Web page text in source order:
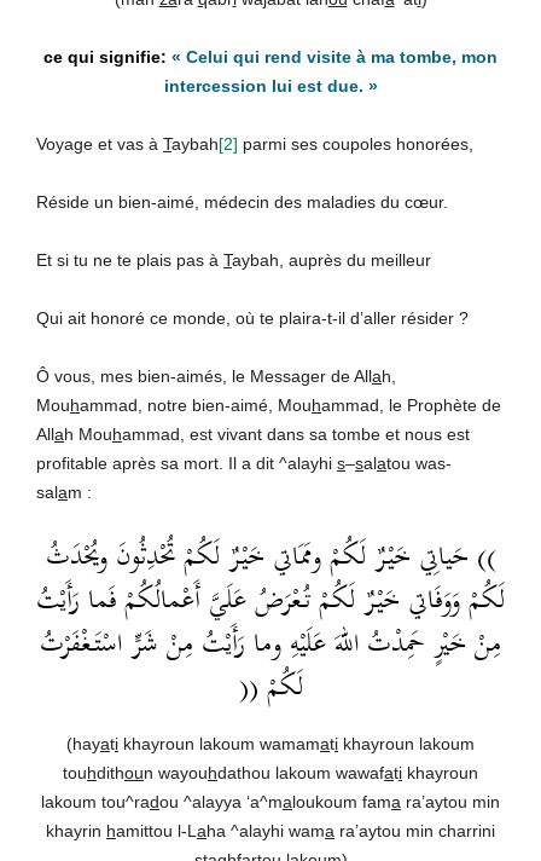
« Celui qui rend visite à ma tombe, mon
intercession lui est due. »
Voyage et vas à Taybah[2] parmi ses coupoles honorées,
Réside un bien-aimé, médecin des maladies du cœur.
Et si tu ne te plais pas à Taybah, auprès du meilleur
Qui ait honoré ce monde, où te plaira-t-il d’aller résider ?
Ô vous, mes bien-aimés, le Messager de Allah,
Mouhammad, notre bien-aimé, Mouhammad, le Prophète de
Allah Mouhammad, est vivant dans sa tombe et nous est
profitable après sa mort. Il a dit ^alayhi s–salatou was-
salam :
)) حَياتِي خَيْرٌ لَكُمْ ومَمَاتي خَيْرٌ لَكُمْ تُحْدِثُونَ ويُحْدَثُ
لَكُمْ وَوَفَاتي خَيْرٌ لَكُمْ تُعْرَضُ عَلَيَّ أَعْمالُكُمْ فَما رَأَيْتُ
مِنْ خَيْرٍ حَمِدْتُ اللهَ عَلَيْهِ وما رَأَيْتُ مِنْ شَرٍّ اسْتَغْفَرْتُ
لَكُمْ ((
(hayati khayroun lakoum wamamati khayroun lakoum
touhdithoun wayouhdathou lakoum wawafati khayroun
lakoum tou^radou ^alayya ‘a^maloukoum fama ra’aytou min
khayrin hamittou l-L aha ^alayhi wama ra’aytou min charrini